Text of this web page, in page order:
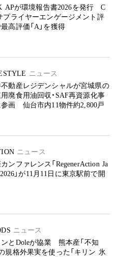
APが環境報告書2026を発行 C
プライヤーエンゲージメント評
高評価「A」を獲得
ニュース
動産レジデンシャルが宮城県の
廃食用油回収・SAF再資源化事
参画 仙台市内11物件約2,800戸
ニュース
ンファレンス「RegenerAction Ja
」が11月11日に東京駅前で開
ニュース
ンとDoleが協業 熊本産「不知
規格外果実を使った「キリン 氷